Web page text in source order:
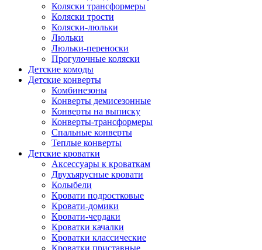
Коляски трансформеры
Коляски трости
Коляски-люльки
Люльки
Люльки-переноски
Прогулочные коляски
Детские комоды
Детские конверты
Комбинезоны
Конверты демисезонные
Конверты на выписку
Конверты-трансформеры
Спальные конверты
Теплые конверты
Детские кроватки
Аксессуары к кроваткам
Двухъярусные кровати
Колыбели
Кровати подростковые
Кровати-домики
Кровати-чердаки
Кроватки качалки
Кроватки классические
Кроватки приставные